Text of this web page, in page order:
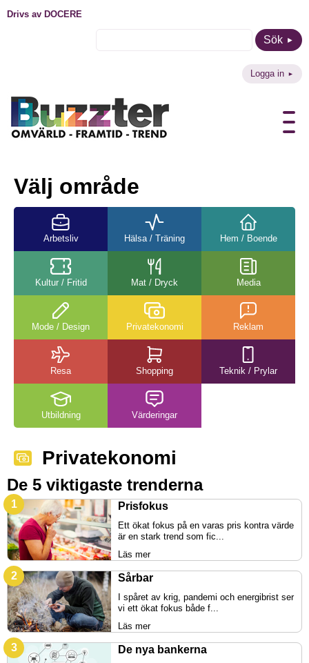
Drivs av DOCERE
Sök
Logga in
Välj område
Arbetsliv Hälsa / Träning Hem / Boende
Kultur / Fritid Mat / Dryck Media
Mode / Design Privatekonomi Reklam
Resa Shopping Teknik / Prylar
Utbildning Värderingar
Privatekonomi
De 5 viktigaste trenderna
Prisfokus
Ett ökat fokus på en varas pris kontra värde
är en stark trend som fic...
Läs mer
Sårbar
I spåret av krig, pandemi och energibrist ser
vi ett ökat fokus både f...
Läs mer
De nya bankerna